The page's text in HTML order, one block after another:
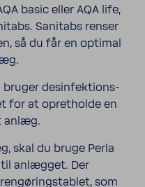
basic eller AQA life,
Sanitabs renser
så du får en optimal
bruger desin­fek­tion­s­
for at opretholde en
anlæg.
skal du bruge Perla
til anlægget. Der
som